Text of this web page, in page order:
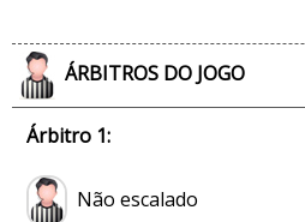
ÁRBITROS DO JOGO
Árbitro 1:
Não escalado